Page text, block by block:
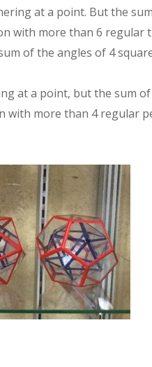
at a point. But the
with more than 6 regular
of the angles of 4
at a point, but the sum
with more than 4 regular